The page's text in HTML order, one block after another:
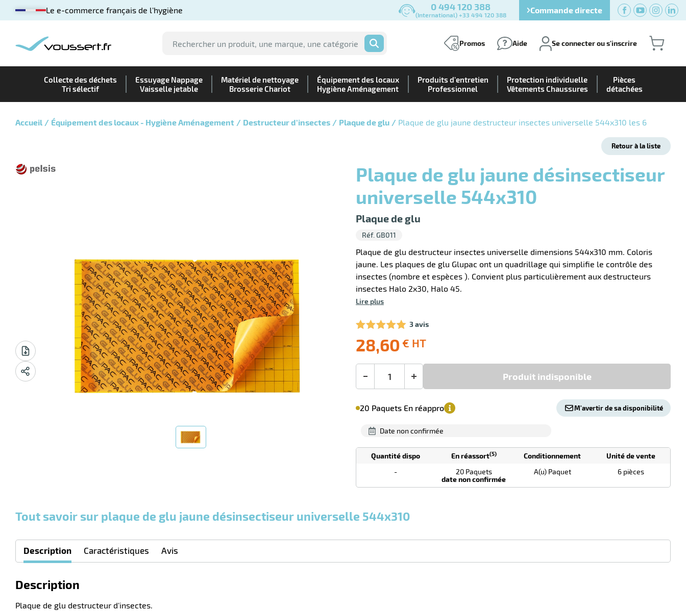
Le e-commerce français de l'hygiène 0 494 120 388
(International) +33 494 120 388 Commande directe
OK Promos Aide Se connecter ou s'inscrire
Collecte des déchets
Tri sélectif
Essuyage Nappage
Vaisselle jetable
Matériel de nettoyage
Brosserie Chariot
Équipement des locaux
Hygiène Aménagement
Produits d'entretien
Professionnel
Protection individuelle
Vêtements Chaussures
Pièces
détachées
Accueil Équipement des locaux - Hygiène Aménagement Destructeur d’insectes Plaque de glu Plaque de glu jaune destructeur insectes universelle 544x310 les 6
Retour à la liste
Plaque de glu jaune désinsectiseur
universelle 544x310
Plaque de glu
Réf. GB011
Plaque de glu destructeur insectes universelle dimensions 544x310 mm. Coloris
jaune. Les plaques de glu Glupac ont un quadrillage qui simplifie le contrôle des
insectes (nombre et espèces ). Convient plus particulièrement aux destructeurs
insectes Halo 2x30, Halo 45.
Lire plus
3 avis
28,60 € HT
Ecotaxe
Prix
public
€
Livraison
offerte
+
Produit indisponible
de
Paquets
20 Paquets En réappro M'avertir de sa disponibilité
date non confirmée
Tarif
quantité
Paquet
et plus
€ HT
Paquets
et plus :
€ HT
Paquets
et plus :
€ HT
Quantité dispo En réassort(5) Conditionnement
Unité de vente
-
20 Paquets
date non confirmée
A(u) Paquet 6 pièces
Tout savoir sur plaque de glu jaune désinsectiseur universelle 544x310
Description Caractéristiques Avis
Description
Plaque de glu destructeur d'insectes.